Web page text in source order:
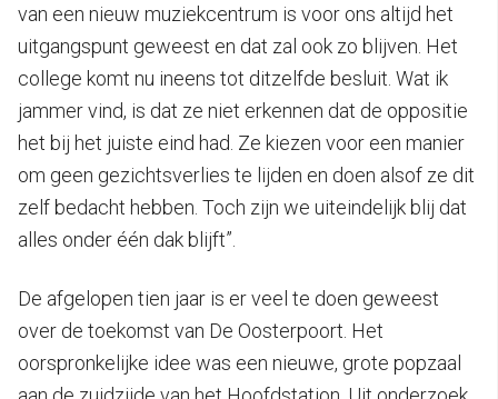
van een nieuw muziekcentrum is voor ons altijd het
uitgangspunt geweest en dat zal ook zo blijven. Het
college komt nu ineens tot ditzelfde besluit. Wat ik
jammer vind, is dat ze niet erkennen dat de oppositie
het bij het juiste eind had. Ze kiezen voor een manier
om geen gezichtsverlies te lijden en doen alsof ze dit
zelf bedacht hebben. Toch zijn we uiteindelijk blij dat
alles onder één dak blijft”.
De afgelopen tien jaar is er veel te doen geweest
over de toekomst van De Oosterpoort. Het
oorspronkelijke idee was een nieuwe, grote popzaal